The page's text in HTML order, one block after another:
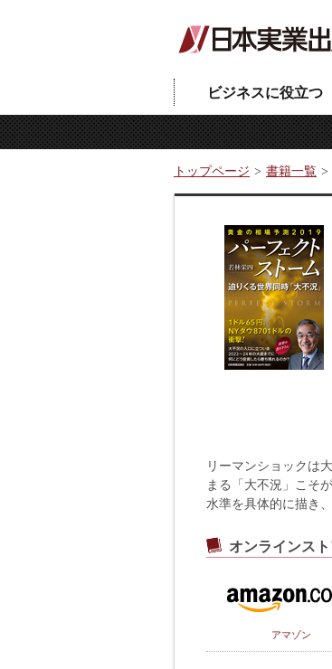
ビジネスに役立つ
トップページ 書籍一覧
リーマンショックは
まる「大不況」こそ
水準を具体的に描き
オンラインス
アマゾン